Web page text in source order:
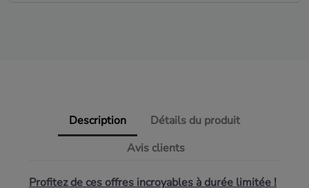
Description
Détails du produit
Avis clients
Profitez de ces offres incroyables à durée limitée !